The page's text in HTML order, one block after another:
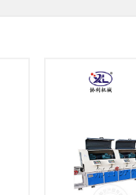
中德将积极推进＂中国制造